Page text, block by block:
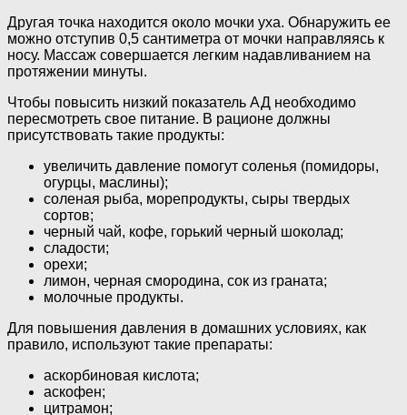
Другая точка находится около мочки уха. Обнаружить ее
можно отступив 0,5 сантиметра от мочки направляясь к
носу. Массаж совершается легким надавливанием на
протяжении минуты.
Чтобы повысить низкий показатель АД необходимо
пересмотреть свое питание. В рационе должны
присутствовать такие продукты:
увеличить давление помогут соленья (помидоры,
огурцы, маслины);
соленая рыба, морепродукты, сыры твердых
сортов;
черный чай, кофе, горький черный шоколад;
сладости;
орехи;
лимон, черная смородина, сок из граната;
молочные продукты.
Для повышения давления в домашних условиях, как
правило, используют такие препараты:
аскорбиновая кислота;
аскофен;
цитрамон;